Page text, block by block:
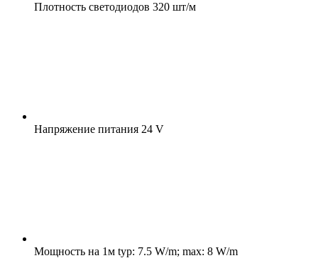
Плотность светодиодов 320 шт/м
Напряжение питания 24 V
Мощность на 1м typ: 7.5 W/m; max: 8 W/m